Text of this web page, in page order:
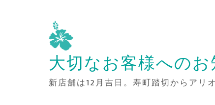
大切なお客様への
新店舗は12月吉日。寿町踏切からアリ